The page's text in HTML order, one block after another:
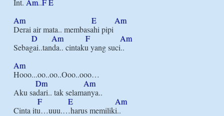
Int. Am..FE
Am
E
Am
Derai air mata.. membasahi pipi
D
Am F
Am
Sebagai..tanda.. cintaku yang suci..
Am
Hooo...oo..oo..Ooo..ooo…
Dm
Am
Aku sadari.. tak selamanya..
F
E
Am
Cinta itu…uuu.…harus memiliki..